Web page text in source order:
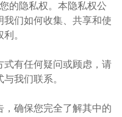
的隐私权。本隐私权公
们如何收集、共享和使
。
式有任何疑问或顾虑，请
我们联系。
确保您完全了解其中的